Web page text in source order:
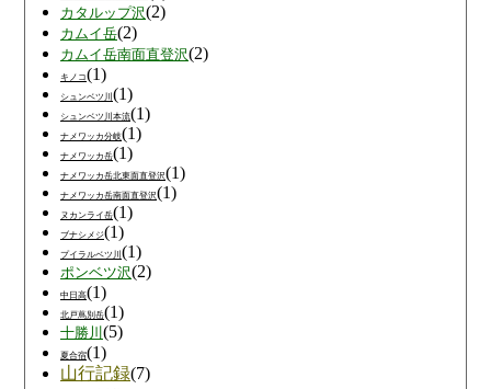
カタルップ沢(2)
カムイ岳(2)
カムイ岳南面直登沢(2)
キノコ(1)
シュンベツ川 (1)
シュンベツ川本流(1)
ナメワッカ分岐(1)
ナメワッカ岳(1)
ナメワッカ岳北東面直登沢(1)
ナメワッカ岳南面直登沢(1)
ヌカンライ岳(1)
ブナシメジ(1)
プイラルベツ川 (1)
ポンベツ沢(2)
中日高(1)
北戸蔦別岳(1)
十勝川 (5)
夏合宿(1)
山行記録(7)